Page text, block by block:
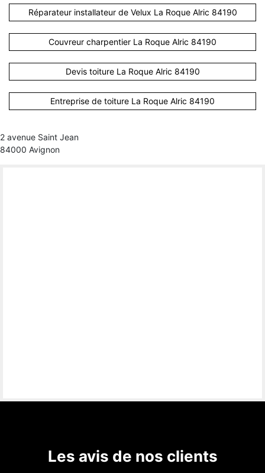
Réparateur installateur de Velux La Roque Alric 84190
Couvreur charpentier La Roque Alric 84190
Devis toiture La Roque Alric 84190
Entreprise de toiture La Roque Alric 84190
2 avenue Saint Jean
84000 Avignon
Les avis de nos clients